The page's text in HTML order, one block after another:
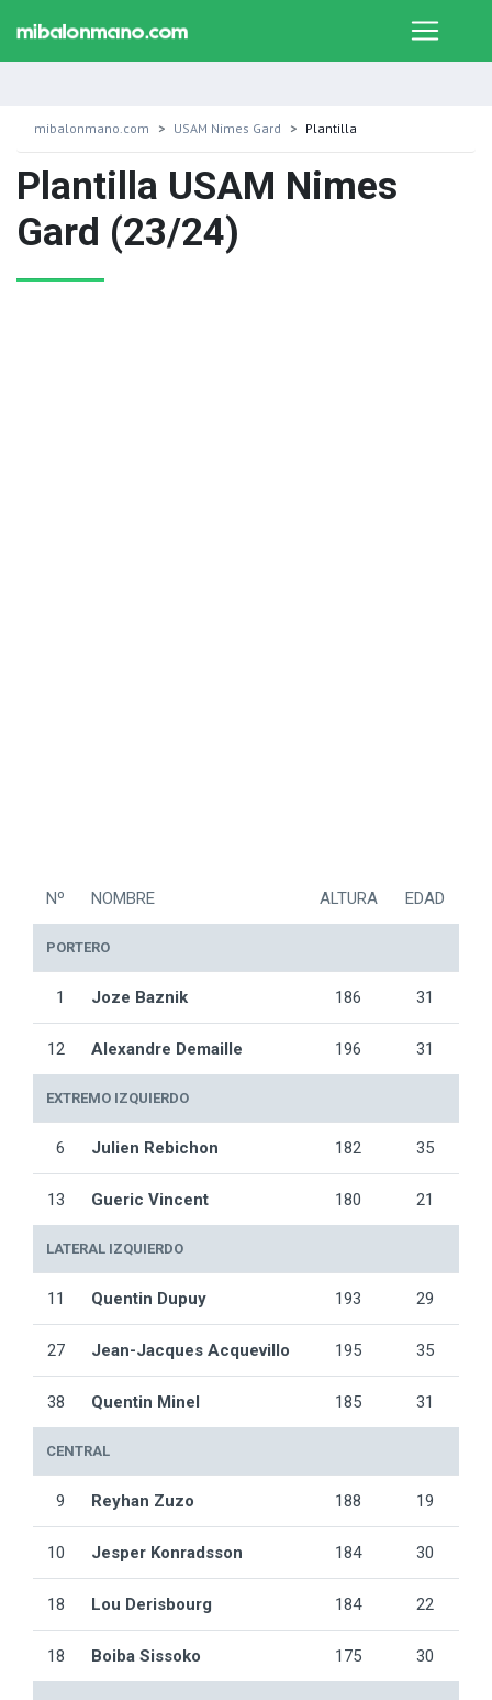
mibalonmano.com USAM Nimes Gard Plantilla
Plantilla USAM Nimes
Gard (23/24)
Nº NOMBRE ALTURA EDAD
PORTERO
1 Joze Baznik 186 31
12 Alexandre Demaille 196 31
EXTREMO IZQUIERDO
6 Julien Rebichon 182 35
13 Gueric Vincent 180 21
LATERAL IZQUIERDO
11 Quentin Dupuy 193 29
27 Jean-Jacques Acquevillo 195 35
38 Quentin Minel 185 31
CENTRAL
9 Reyhan Zuzo 188 19
10 Jesper Konradsson 184 30
18 Lou Derisbourg 184 22
18 Boiba Sissoko 175 30